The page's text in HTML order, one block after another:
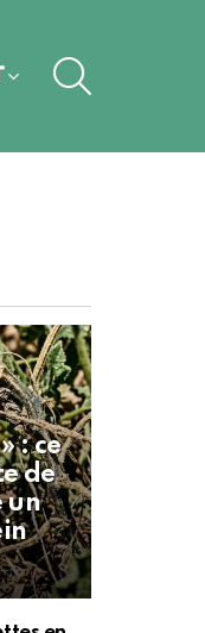
: ce
de
un